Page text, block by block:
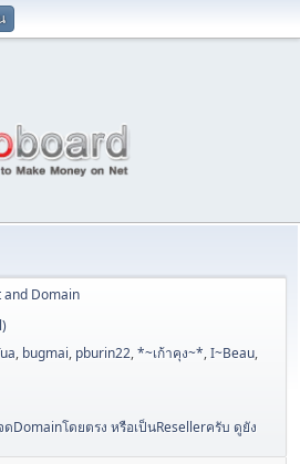
and Domain
, bugmai, pburin22,*~เก้าคุง~*,I~Beau,
Domainโดยตรง หรือเป็นResellerครับ ดูยัง